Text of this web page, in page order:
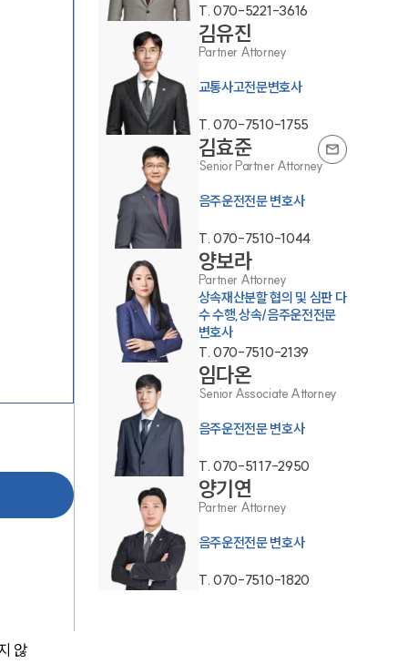
팀소개
팀소개
대륜의 강점
오시는 길
글로벌 파트너 로펌
고객의 소리
통합검색
AI대륜
않
T. 070-5221-3616
김유진
Partner Attorney
교통사고전문변호사
T. 070-7510-1755
김효준
Senior Partner Attorney
음주운전전문 변호사
T. 070-7510-1044
양보라
Partner Attorney
상속재산분할 협의 및 심판 다
수 수행,상속/음주운전전문
변호사
T. 070-7510-2139
임다온
Senior Associate Attorney
음주운전전문 변호사
T. 070-5117-2950
양기연
Partner Attorney
음주운전전문 변호사
T. 070-7510-1820